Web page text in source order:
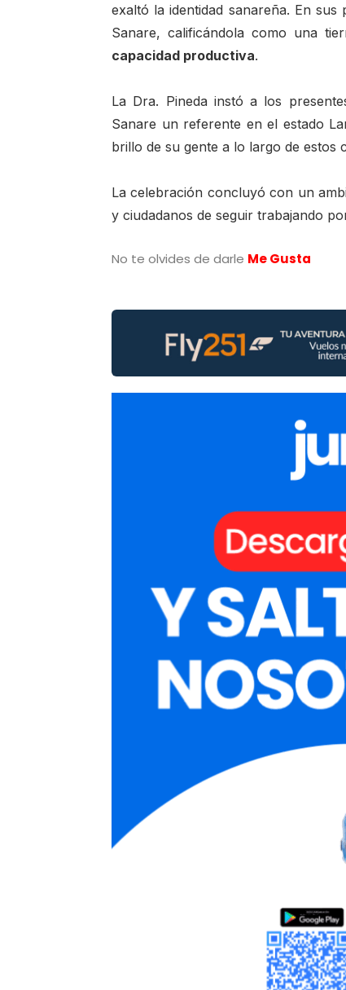
exaltó la identidad sanareña. En
Sanare, calificándola como una
capacidad productiva.
La Dra. Pineda instó a los
Sanare un referente en el estado
brillo de su gente a lo largo de estos
La celebración concluyó con un
y ciudadanos de seguir trabajando
No te olvides de darle Me Gusta